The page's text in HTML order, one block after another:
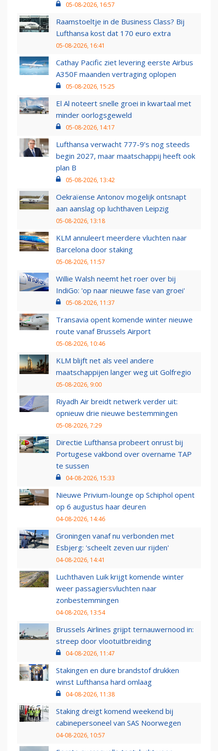
05-08-2026, 16:57
Raamstoeltje in de Business Class? Bij
Lufthansa kost dat 170 euro extra
05-08-2026, 16:41
Cathay Pacific ziet levering eerste Airbus
A350F maanden vertraging oplopen
05-08-2026, 15:25
El Al noteert snelle groei in kwartaal met
minder oorlogsgeweld
05-08-2026, 14:17
Lufthansa verwacht 777-9’s nog steeds
begin 2027, maar maatschappij heeft ook
plan B
05-08-2026, 13:42
Oekraïense Antonov mogelijk ontsnapt
aan aanslag op luchthaven Leipzig
05-08-2026, 13:18
KLM annuleert meerdere vluchten naar
Barcelona door staking
05-08-2026, 11:57
Willie Walsh neemt het roer over bij
IndiGo: 'op naar nieuwe fase van groei'
05-08-2026, 11:37
Transavia opent komende winter nieuwe
route vanaf Brussels Airport
05-08-2026, 10:46
KLM blijft net als veel andere
maatschappijen langer weg uit Golfregio
05-08-2026, 9:00
Riyadh Air breidt netwerk verder uit:
opnieuw drie nieuwe bestemmingen
05-08-2026, 7:29
Directie Lufthansa probeert onrust bij
Portugese vakbond over overname TAP
te sussen
04-08-2026, 15:33
Nieuwe Privium-lounge op Schiphol opent
op 6 augustus haar deuren
04-08-2026, 14:46
Groningen vanaf nu verbonden met
Esbjerg: 'scheelt zeven uur rijden'
04-08-2026, 14:41
Luchthaven Luik krijgt komende winter
weer passagiersvluchten naar
zonbestemmingen
04-08-2026, 13:54
Brussels Airlines grijpt ternauwernood in:
streep door vlootuitbreiding
04-08-2026, 11:47
Stakingen en dure brandstof drukken
winst Lufthansa hard omlaag
04-08-2026, 11:38
Staking dreigt komend weekend bij
cabinepersoneel van SAS Noorwegen
04-08-2026, 10:57